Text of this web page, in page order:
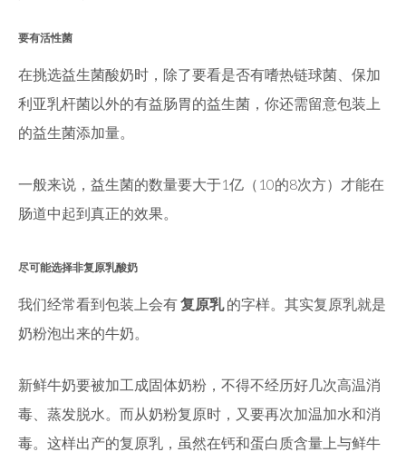
要有活性菌
在挑选益生菌酸奶时，除了要看是否有嗜热链球菌、保加
利亚乳杆菌以外的有益肠胃的益生菌，你还需留意包装上
的益生菌添加量。
一般来说，益生菌的数量要大于1亿（10的8次方）才能在
肠道中起到真正的效果。
尽可能选择非复原乳酸奶
我们经常看到包装上会有复原乳的字样。其实复原乳就是
奶粉泡出来的牛奶。
新鲜牛奶要被加工成固体奶粉，不得不经历好几次高温消
毒、蒸发脱水。而从奶粉复原时，又要再次加温加水和消
毒。这样出产的复原乳，虽然在钙和蛋白质含量上与鲜牛